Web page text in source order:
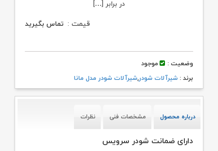
در برابر […]
قیمت : تماس بگیرید
وضعیت :
موجود
برند : شیرآلات شودر,شیرآلات شودر مدل مانا
درباره محصول مشخصات فنی نظرات
دارای ضمانت شودر سرویس